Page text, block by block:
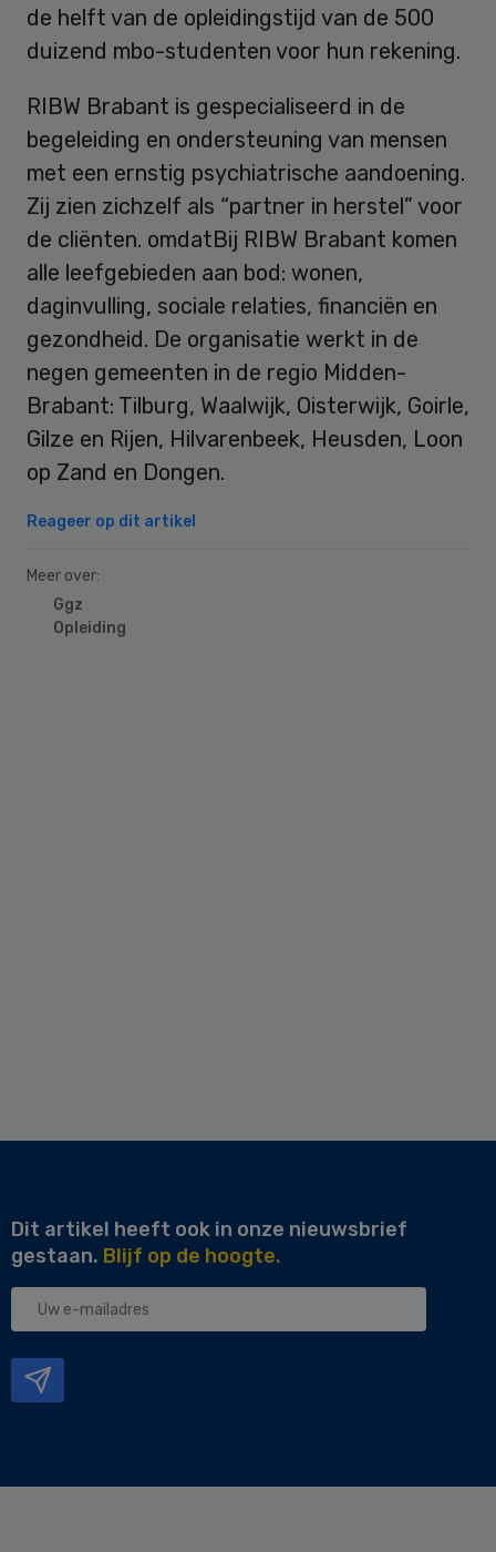
de helft van de opleidingstijd van de 500
duizend mbo-studenten voor hun rekening.
RIBW Brabant is gespecialiseerd in de
begeleiding en ondersteuning van mensen
met een ernstig psychiatrische aandoening.
Zij zien zichzelf als “partner in herstel” voor
de cliënten. omdatBij RIBW Brabant komen
alle leefgebieden aan bod: wonen,
daginvulling, sociale relaties, financiën en
gezondheid. De organisatie werkt in de
negen gemeenten in de regio Midden-
Brabant: Tilburg, Waalwijk, Oisterwijk, Goirle,
Gilze en Rijen, Hilvarenbeek, Heusden, Loon
op Zand en Dongen.
Reageer op dit artikel
Meer over:
Ggz
Opleiding
Dit artikel heeft ook in onze nieuwsbrief
gestaan. Blijf op de hoogte.
Uw